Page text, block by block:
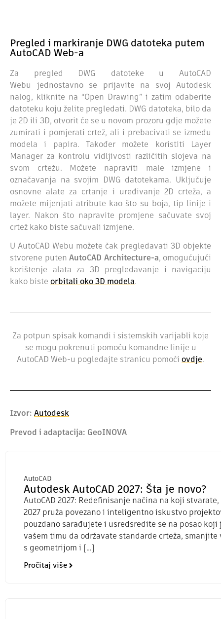
Pregled i markiranje DWG datoteka putem
AutoCAD Web-a
Za pregled DWG datoteke u AutoCAD
Webu
jednostavno se prijavite na svoj Autodesk
nalog, kliknite na “Open Drawing” i zatim odaberite
datoteku koju želite pregledati. DWG datoteka, bilo da
je 2D ili 3D, otvorit će se u novom prozoru gdje možete
zumirati i pomjerati crtež, ali i prebacivati se između
modela i papira. Također možete koristiti Layer
Manager za kontrolu vidljivosti različitih slojeva na
svom crtežu. M ožete napraviti male izmjene i
označavanja na svojim DWG datotekama. Uključuje
osnovne alate za crtanje i uređivanje 2D crteža, a
možete mijenjati atribute kao što su boja, tip linije i
layer. Nakon što napravite promjene sačuvate svoj
crtež kako biste sačuvali izmjene.
U AutoCAD Webu možete čak pregledavati 3D objekte
stvorene puten AutoCAD Architecture-a, omogućujući
korištenje alata za 3D pregledavanje i navigaciju
kako biste orbitali oko 3D modela.
Za potpun spisak komandi i sistemskih varijabli koje
se mogu pokrenuti pomoću komandne linije u
AutoCAD Web-u pogledajte stranicu pomoći ovdje.
Izvor: Autodesk
Prevod i adaptacija: GeoINOVA
AutoCAD
Autodesk AutoCAD 2027: Šta je novo?
AutoCAD 2027: Redefinisanje načina na koji
2027 pruža povezano i inteligentno iskustvo
pouzdano sarađujete i usredsredite se na posao
vašem timu da održavate standarde crteža,
s geometrijom i […]
Pročitaj više